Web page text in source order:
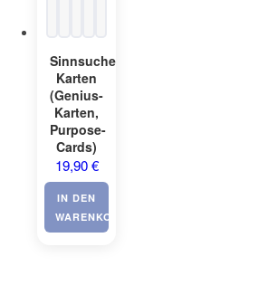
Sinnsuche-
Karten
(Genius-
Karten,
Purpose-
Cards)
19,90€
IN DEN
WARENKORB